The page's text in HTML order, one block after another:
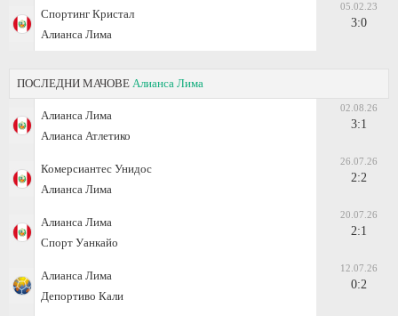
Спортинг Кристал
Алианса Лима
05.02.23
3:0
ПОСЛЕДНИ МАЧОВЕ Алианса Лима
Алианса Лима
Алианса Атлетико
02.08.26
3:1
Комерсиантес Унидос
Алианса Лима
26.07.26
2:2
Алианса Лима
Спорт Уанкайо
20.07.26
2:1
Алианса Лима
Депортиво Кали
12.07.26
0:2